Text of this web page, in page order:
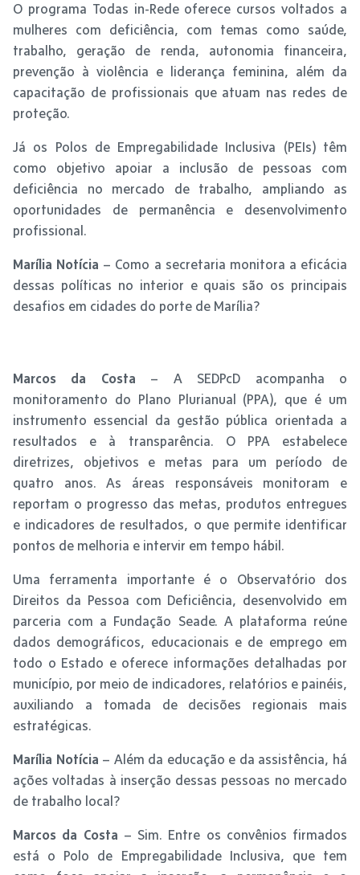
O programa Todas in-Rede oferece cursos voltados a
mulheres com deficiência, com temas como saúde,
trabalho, geração de renda, autonomia financeira,
prevenção à violência e liderança feminina, além da
capacitação de profissionais que atuam nas redes de
proteção.
Já os Polos de Empregabilidade Inclusiva (PEIs) têm
como objetivo apoiar a inclusão de pessoas com
deficiência no mercado de trabalho, ampliando as
oportunidades de permanência e desenvolvimento
profissional.
Marília Notícia – Como a secretaria monitora a eficácia
dessas políticas no interior e quais são os principais
desafios em cidades do porte de Marília?
Marcos da Costa – A SEDPcD acompanha o
monitoramento do Plano Plurianual (PPA), que é um
instrumento essencial da gestão pública orientada a
resultados e à transparência. O PPA estabelece
diretrizes, objetivos e metas para um período de
quatro anos. As áreas responsáveis monitoram e
reportam o progresso das metas, produtos entregues
e indicadores de resultados, o que permite identificar
pontos de melhoria e intervir em tempo hábil.
Uma ferramenta importante é o Observatório dos
Direitos da Pessoa com Deficiência, desenvolvido em
parceria com a Fundação Seade. A plataforma reúne
dados demográficos, educacionais e de emprego em
todo o Estado e oferece informações detalhadas por
município, por meio de indicadores, relatórios e painéis,
auxiliando a tomada de decisões regionais mais
estratégicas.
Marília Notícia – Além da educação e da assistência, há
ações voltadas à inserção dessas pessoas no mercado
de trabalho local?
Marcos da Costa – Sim. Entre os convênios firmados
está o Polo de Empregabilidade Inclusiva, que tem